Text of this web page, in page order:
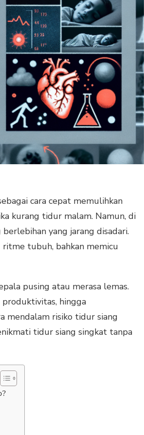
cara cepat memulihkan
kurang tidur malam. Namun, di
yang jarang disadari.
ritme tubuh, bahkan memicu
pusing atau merasa lemas.
hingga
mendalam risiko tidur siang
tidur siang singkat tanpa